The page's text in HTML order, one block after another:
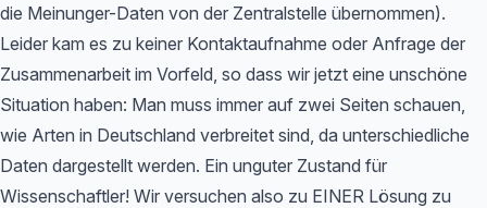
die Meinunger-Daten von der Zentralstelle übernommen).
Leider kam es zu keiner Kontaktaufnahme oder Anfrage der
Zusammenarbeit im Vorfeld, so dass wir jetzt eine unschöne
Situation haben: Man muss immer auf zwei Seiten schauen,
wie Arten in Deutschland verbreitet sind, da unterschiedliche
Daten dargestellt werden. Ein unguter Zustand für
Wissenschaftler! Wir versuchen also zu EINER Lösung zu